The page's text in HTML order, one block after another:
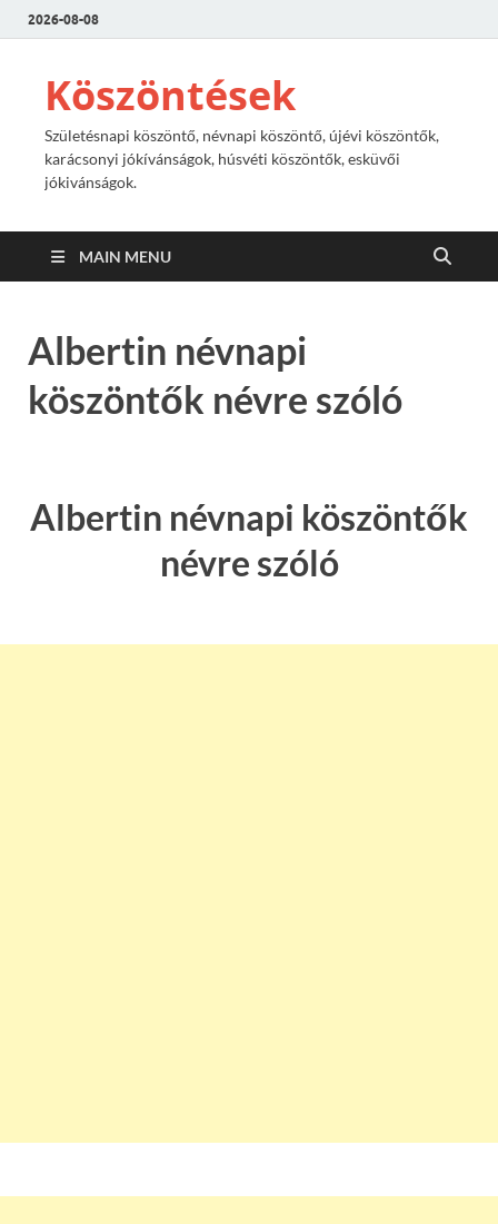
2026-08-08
Köszöntések
Születésnapi köszöntő, névnapi köszöntő, újévi köszöntők,
karácsonyi jókívánságok, húsvéti köszöntők, esküvői
jókivánságok.
MAIN MENU
Albertin névnapi
köszöntők névre szóló
Albertin névnapi köszöntők
névre szóló